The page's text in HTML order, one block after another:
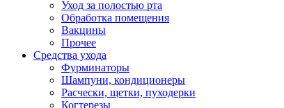
Уход за полостью рта
Обработка помещения
Вакцины
Прочее
Средства ухода
Фурминаторы
Шампуни, кондиционеры
Расчески, щетки, пуходерки
Когтерезы